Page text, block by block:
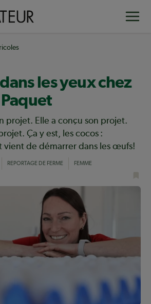
les yeux chez
projet. Elle a conçu son projet.
Ça y est, les cocos :
vient de démarrer dans les œufs!
REPORTAGE DE FERME FEMME